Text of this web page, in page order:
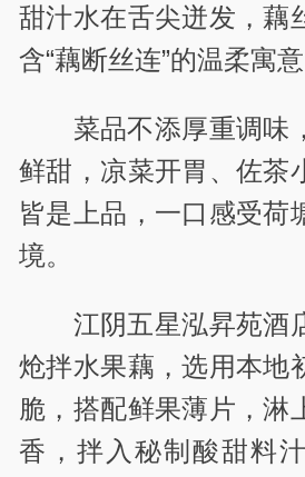
甜汁水在舌尖迸发，藕
含“藕断丝连”的温柔寓意
菜品不添厚重调味
鲜甜，凉菜开胃、佐茶
皆是上品，一口感受荷
境。
江阴五星泓昇苑酒
炝拌水果藕，选用本地
脆，搭配鲜果薄片，淋
香，拌入秘制酸甜料